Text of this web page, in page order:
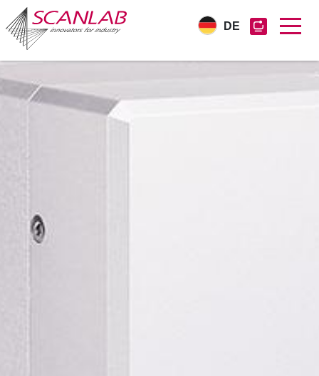
Direkt
zum
Inhalt
DE